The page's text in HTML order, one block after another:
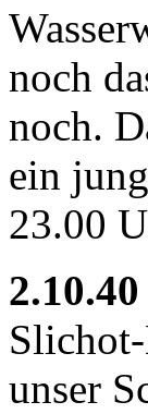
noch
noch.
ein
23.00
2.10.40
unser